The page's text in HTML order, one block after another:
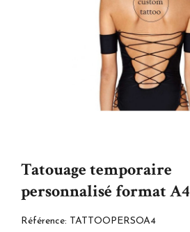
Tatouage temporaire
personnalisé format A4
Référence: TATTOOPERSOA4